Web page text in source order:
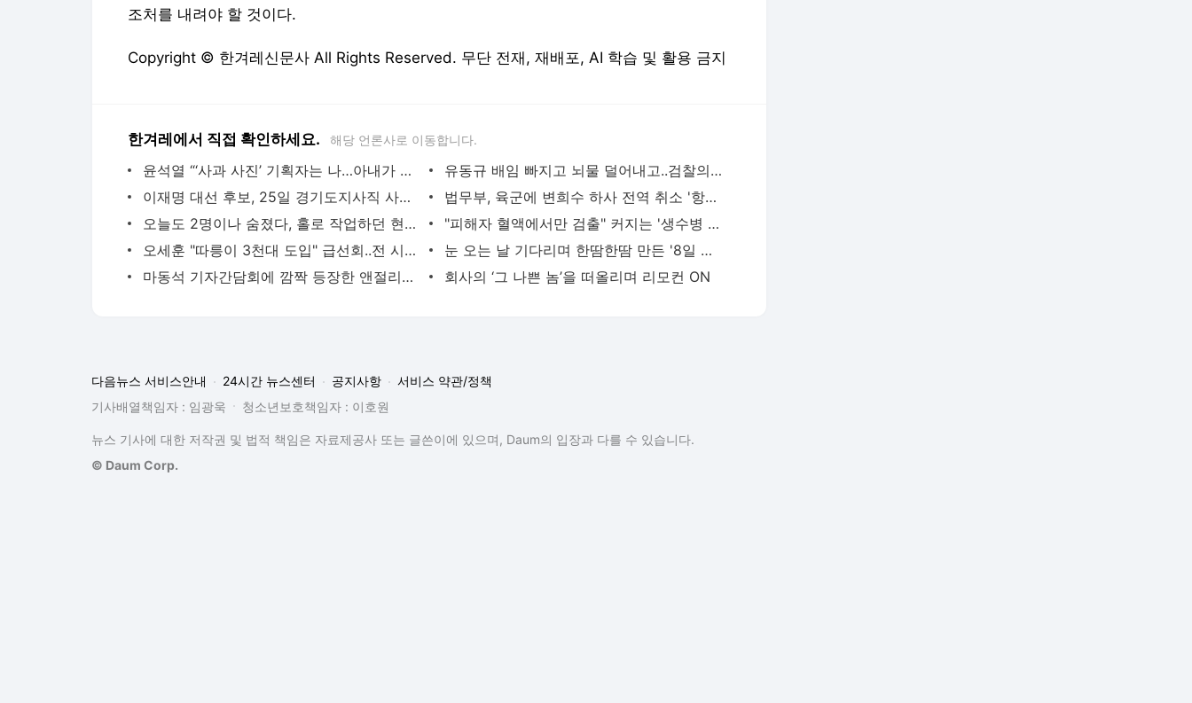
조처를 내려야 할 것이다.
Copyright © 한겨레신문사 All Rights Reserved. 무단 전재, 재배포, AI 학습 및 활용 금지
한겨레에서 직접 확인하세요. 해당 언론사로 이동합니다.
윤석열 “‘사과 사진’ 기획자는 나…아내가 데리고 가 찍었다” 해명
유동규 배임 빠지고 뇌물 덜어내고..검찰의 초라한 '수사 성적표'
이재명 대선 후보, 25일 경기도지사직 사퇴한다
법무부, 육군에 변희수 하사 전역 취소 '항소 포기' 지휘
오늘도 2명이나 숨졌다, 홀로 작업하던 현장 노동자가
"피해자 혈액에서만 검출" 커지는 '생수병 사건' 미스터리
오세훈 "따릉이 3천대 도입" 급선회..전 시장 지우기 의식?
눈 오는 날 기다리며 한땀한땀 만든 '8일 미스터리'
마동석 기자간담회에 깜짝 등장한 앤절리나 졸리 "난 마동석 팬"
회사의 ‘그 나쁜 놈’을 떠올리며 리모컨 ON
다음뉴스 서비스안내 24시간 뉴스센터 공지사항
서비스 약관/정책
기사배열책임자 : 임광욱
청소년보호책임자 : 이호원
뉴스 기사에 대한 저작권 및 법적 책임은 자료제공사 또는 글쓴이에 있으며, Daum의 입장과 다를 수 있습니다.
© Daum Corp.